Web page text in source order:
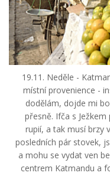
19.11. Neděle -
místní provenience -
dodělám, dojde mi
přesně. Ifča s
rupií, a tak musí brzy
posledních pár stovek,
a mohu se vydat ven
centrem Katmandu a